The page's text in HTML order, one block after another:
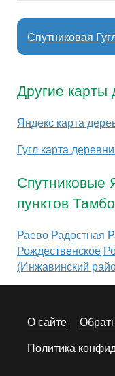
Спутниковая
Другие карты
Яндекс карта
Гугл карта
Спутниковые
пунктов
Раево Радостная
Рождественское
(Инжавинский
О сайте
Политика